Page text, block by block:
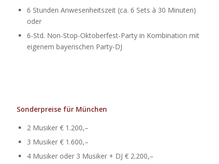
6 Stunden Anwesenheitszeit (ca. 6 Sets à 30 Minuten)
oder
6-Std. Non-Stop-Oktoberfest-Party in Kombination mit
eigenem bayerischen Party-DJ
Sonderpreise für München
2 Musiker € 1.200,–
3 Musiker € 1.600,–
4 Musiker oder 3 Musiker + DJ € 2.200,–